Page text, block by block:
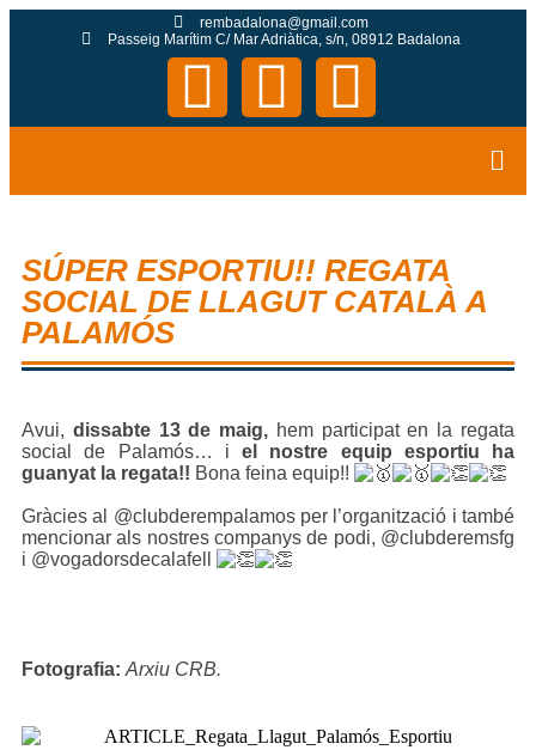
rembadalona@gmail.com
Passeig Marítim C/ Mar Adriàtica, s/n, 08912 Badalona
SÚPER ESPORTIU!! REGATA
SOCIAL DE LLAGUT CATALÀ A
PALAMÓS
Avui, dissabte 13 de maig, hem participat en la regata
social de Palamós… i el nostre equip esportiu ha
guanyat la regata!! Bona feina equip!!
Gràcies al @clubderempalamos per l’organització i també
mencionar als nostres companys de podi, @clubderemsfg
i @vogadorsdecalafell
Fotografia: Arxiu CRB.